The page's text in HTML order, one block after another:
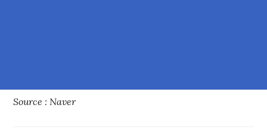
Source : Naver